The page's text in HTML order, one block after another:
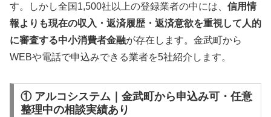
す。しかし全国1,500社以上の登録業者の中には、 信用情
報よりも現在の収入・返済履歴・返済意欲を重視して人的
に審査する中小消費者金融が存在します。金武町から
WEBや電話で申込みできる業者を5社紹介します。
① アルコシステム｜金武町から申込み可・任意
整理中の相談実績あり